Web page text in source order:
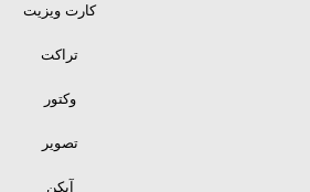
کارت ویزیت
تراکت
وکتور
تصویر
آیکن